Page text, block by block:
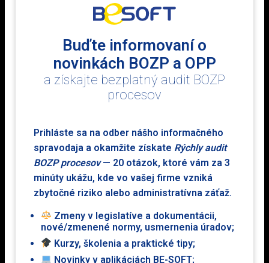
Cenovo zvýhodnené balíky
internetovej aktualizácie
Cena spolu bez DPH
0,00 €
0,00 € s DPH
Objednávka
Buďte informovaní o
novinkách BOZP a OPP
a získajte bezplatný audit BOZP
procesov
Prihláste sa na odber nášho informačného
spravodaja a okamžite získate Rýchly audit
BOZP procesov— 20 otázok, ktoré vám za 3
minúty ukážu, kde vo vašej firme vzniká
zbytočné riziko alebo administratívna záťaž.
Zmeny v legislatíve a dokumentácii,
nové/zmenené normy, usmernenia úradov;
Kurzy, školenia a praktické tipy;
Novinky v aplikáciách BE-SOFT;